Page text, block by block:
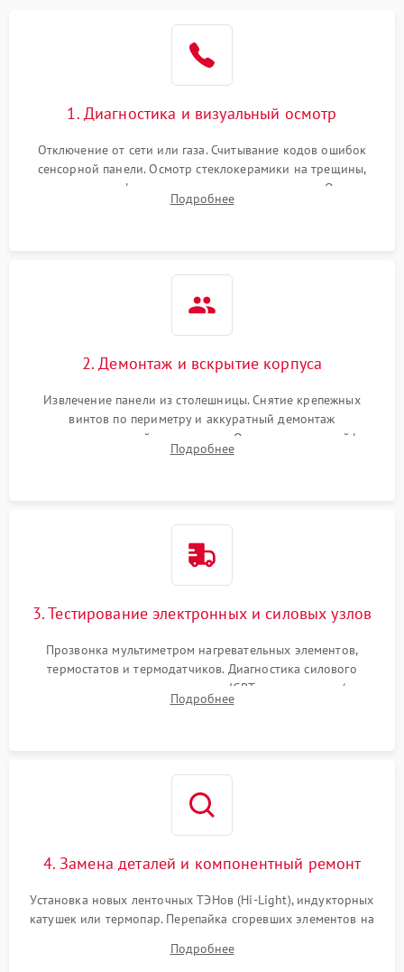
1. Диагностика и визуальный осмотр
Отключение от сети или газа. Считывание кодов ошибок
сенсорной панели. Осмотр стеклокерамики на трещины,
проверка конфорок на равномерность нагрева. Опрос
клиента о симптомах (не включается, не видит посуду,
Подробнее
2. Демонтаж и вскрытие корпуса
Извлечение панели из столешницы. Снятие крепежных
винтов по периметру и аккуратный демонтаж
стеклокерамической поверхности. Отсоединение шлейфов
сенсорного блока для доступа к силовым платам, катушкам
Подробнее
3. Тестирование электронных и силовых узлов
Прозвонка мультиметром нагревательных элементов,
термостатов и термодатчиков. Диагностика силового
модуля, реле, диодных мостов и IGBT-транзисторов (для
индукции). Проверка кранов и газ-контроля (для газовых
Подробнее
4. Замена деталей и компонентный ремонт
Установка новых ленточных ТЭНов (Hi-Light), индукторных
катушек или термопар. Перепайка сгоревших элементов на
дорожек. Очистка контактов и замена поврежденной
Подробнее